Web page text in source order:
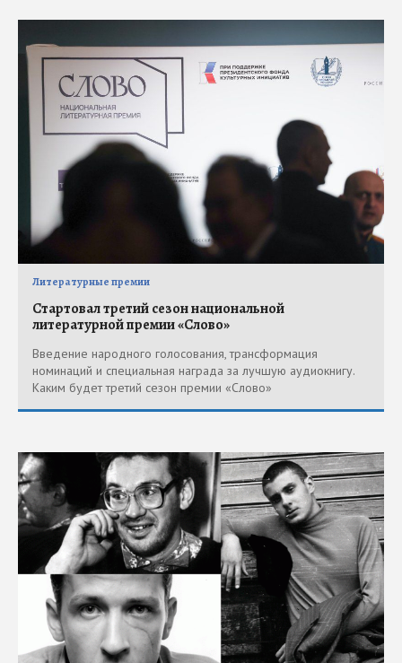
Литературные премии
Стартовал третий сезон национальной
литературной премии «Слово»
Введение народного голосования, трансформация
номинаций и специальная награда за лучшую аудиокнигу.
Каким будет третий сезон премии «Слово»